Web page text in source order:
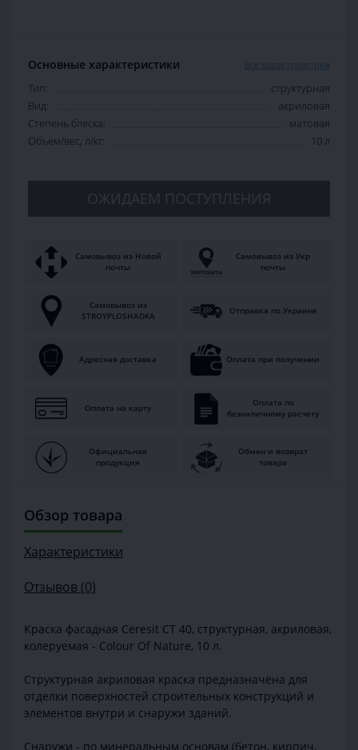
Основные характеристики Все характеристики
Тип:
структурная
Вид:
акриловая
Степень блеска:
матовая
Объем/вес, л/кг:
10 л
ОЖИДАЕМ ПОСТУПЛЕНИЯ
Самовывоз из Новой
почты
Самовывоз из Укр
почты
Самовывоз из
STROYPLOSHADKA
Отправка по Украине
Адресная доставка Оплата при получении
Оплата на карту
Оплата по
безналичному расчету
Официальная
продукция
Обмен и возврат
товара
Обзор товара
Характеристики
Отзывов (0)
Краска фасадная Ceresit CT 40, структурная, акриловая,
колеруемая - Colour Of Nature, 10 л.
Структурная акриловая краска предназначена для
отделки поверхностей строительных конструкций и
элементов внутри и снаружи зданий.
Снаружи - по минеральным основам (бетон, кирпич,